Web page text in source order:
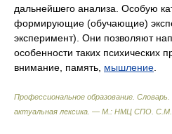
дальнейшего анализа. Особую
формирующие (обучающие)
эксперимент). Они позволяют
особенности таких психических
внимание, память, мышление
Профессиональное образование.
актуальная лексика. — М.: НМЦ СПО С.М.